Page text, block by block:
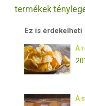
termékek
Ez is érdekelheti
A
A